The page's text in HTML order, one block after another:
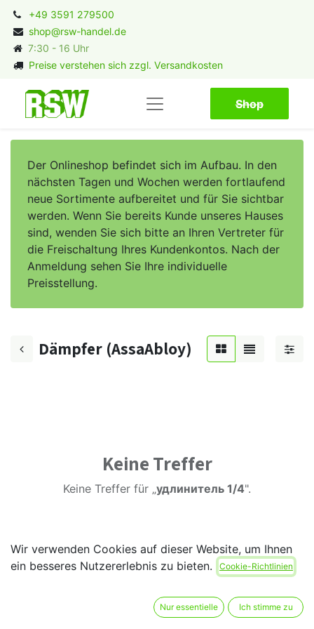
+49 3591 279500
shop@rsw-handel.de
7:30 - 16 Uhr
Preise verstehen sich zzgl. Versandkosten
Shop​​​​
Der Onlineshop befindet sich im Aufbau. In den
nächsten Tagen und Wochen werden fortlaufend
neue Sortimente aufbereitet und für Sie sichtbar
werden. Wenn Sie bereits Kunde unseres Hauses
sind, wenden Sie sich bitte an Ihren Vertreter für
die Freischaltung Ihres Kundenkontos. Nach der
Anmeldung sehen Sie Ihre individuelle
Preisstellung.
Dämpfer (AssaAbloy)
Keine Treffer
Keine Treffer für „удлинитель 1/4".
Wir verwenden Cookies auf dieser Website, um Ihnen
ein besseres Nutzererlebnis zu bieten.
Cookie-Richtlinien
Nur essentielle Ich stimme zu